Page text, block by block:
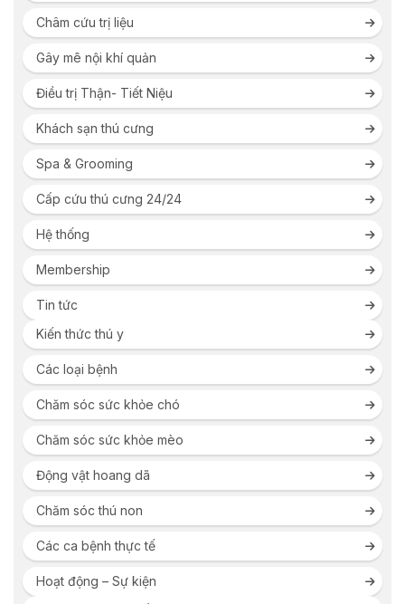
Châm cứu trị liệu
Gây mê nội khí quản
Điều trị Thận- Tiết Niệu
Khách sạn thú cưng
Spa & Grooming
Cấp cứu thú cưng 24/24
Hệ thống
Membership
Tin tức
Kiến thức thú y
Các loại bệnh
Chăm sóc sức khỏe chó
Chăm sóc sức khỏe mèo
Động vật hoang dã
Chăm sóc thú non
Các ca bệnh thực tế
Hoạt động – Sự kiện